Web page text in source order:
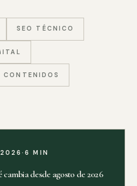
SEO TÉCNICO
CONTENIDOS
·6 MIN
desde agosto de 2026